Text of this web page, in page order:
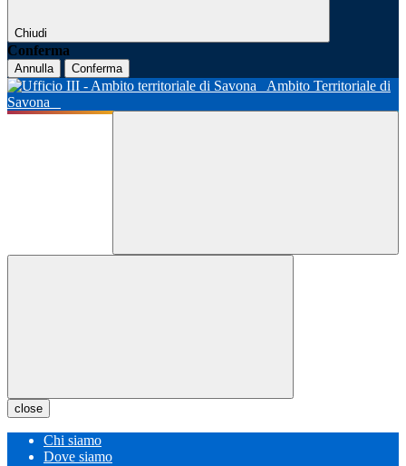
Chiudi
Conferma
Annulla Conferma
Ambito Territoriale di
Savona
close
Chi siamo
Dove siamo